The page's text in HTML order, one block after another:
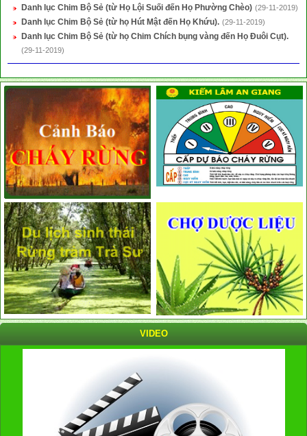
Danh lục Chim Bộ Sẻ (từ Họ Lội Suối đến Họ Phường Chèo) (29-11-2019)
Danh lục Chim Bộ Sẻ (từ họ Hút Mật đến Họ Khứu). (29-11-2019)
Danh lục Chim Bộ Sẻ (từ họ Chim Chích bụng vàng đến Họ Đuôi Cụt).
(29-11-2019)
VIDEO